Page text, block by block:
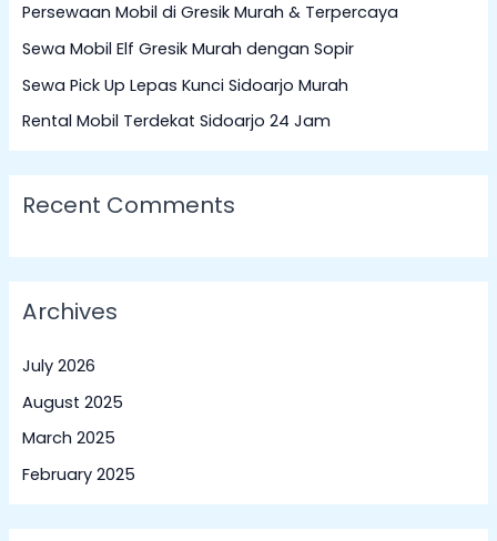
f
o
r
:
Persewaan Mobil di Gresik Murah & Terpercaya
Sewa Mobil Elf Gresik Murah dengan Sopir
Sewa Pick Up Lepas Kunci Sidoarjo Murah
Rental Mobil Terdekat Sidoarjo 24 Jam
Recent Comments
Archives
July 2026
August 2025
March 2025
February 2025